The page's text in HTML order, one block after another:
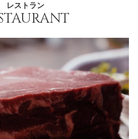
レストラン